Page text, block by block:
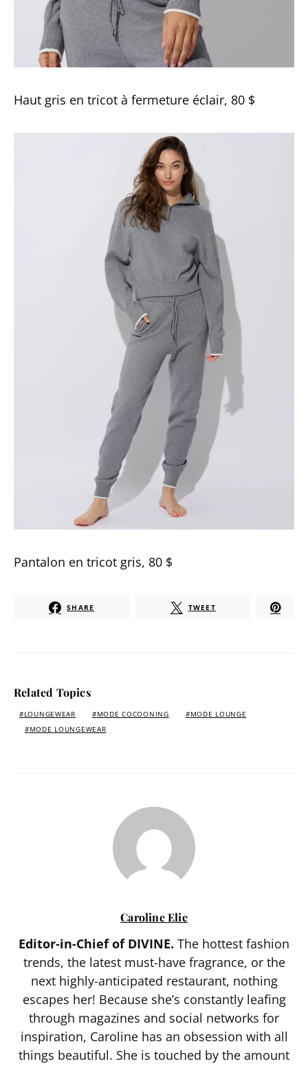
Haut gris en tricot à fermeture éclair, 80 $
Pantalon en tricot gris, 80 $
SHARE TWEET
Related Topics
LOUNGEWEAR MODE COCOONING
MODE LOUNGE
MODE LOUNGEWEAR
Caroline Elie
Editor-in-Chief of DIVINE. The hottest fashion
trends, the latest must-have fragrance, or the
next highly-anticipated restaurant, nothing
escapes her! Because she’s constantly leafing
through magazines and social networks for
inspiration, Caroline has an obsession with all
things beautiful. She is touched by the amount